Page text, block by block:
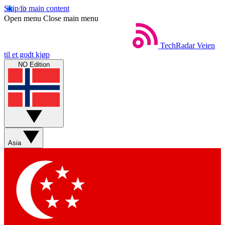
Skip to main content
Open menu Close main menu
TechRadar Veien
til et godt kjøp
NO Edition
Asia